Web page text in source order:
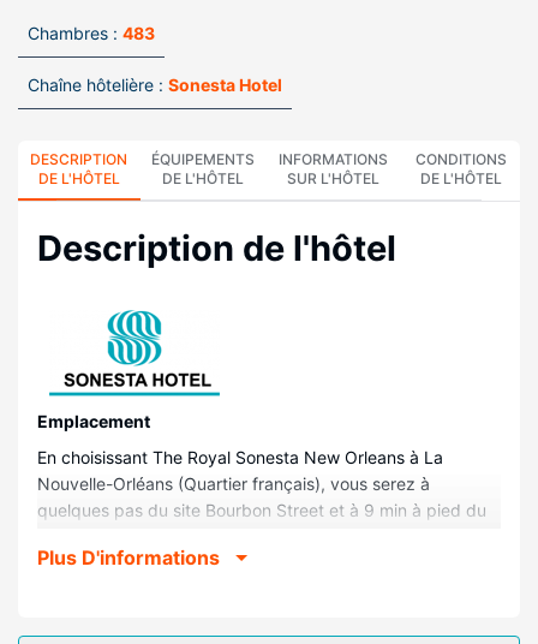
Chambres : 483
Chaîne hôtelière : Sonesta Hotel
DESCRIPTION
DE L'HÔTEL
ÉQUIPEMENTS
DE L'HÔTEL
INFORMATIONS
SUR L'HÔTEL
CONDITIONS
DE L'HÔTEL
Description de l'hôtel
Emplacement
En choisissant The Royal Sonesta New Orleans à La
Nouvelle-Orléans (Quartier français), vous serez à
quelques pas du site Bourbon Street et à 9 min à pied du
de Marché français et à 1,9 km de Centre de congrès
Plus D'informations